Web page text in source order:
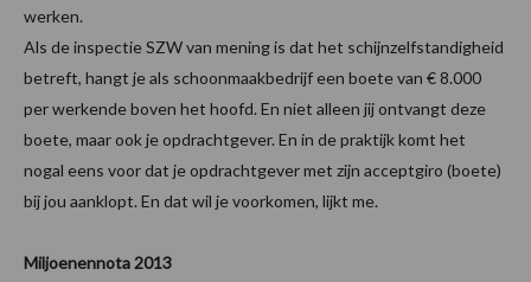
werken.
Als de inspectie SZW van mening is dat het schijnzelfstandigheid
betreft, hangt je als schoonmaakbedrijf een boete van € 8.000
per werkende boven het hoofd. En niet alleen jij ontvangt deze
boete, maar ook je opdrachtgever. En in de praktijk komt het
nogal eens voor dat je opdrachtgever met zijn acceptgiro (boete)
bij jou aanklopt. En dat wil je voorkomen, lijkt me.
Miljoenennota 2013